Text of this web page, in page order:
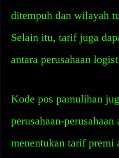
ditempuh dan wilayah
Selain itu, tarif juga
antara perusahaan
Kode pos pamulihan
perusahaan-
menentukan tarif premi